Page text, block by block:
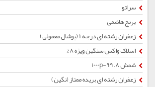
سراتو
برنج هاشمی
زعفران رشته ای درجه 1 (پوشال معمولی)
اسلاک واکس سنگین ویژه 8%
شمش 1000p-99.8
زعفران رشته ای بریده ممتاز (نگین)